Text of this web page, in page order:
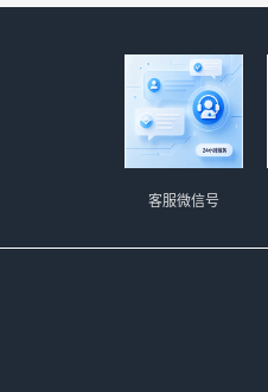
客服微信号